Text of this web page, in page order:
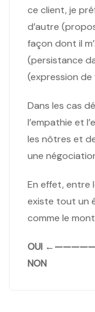
ce client, je
d’autre
façon dont il
(persistance
(expression de
Dans les cas
l’empathie et
les nôtres et
une
En effet, entre
existe tout un
comme le
OUI
NON